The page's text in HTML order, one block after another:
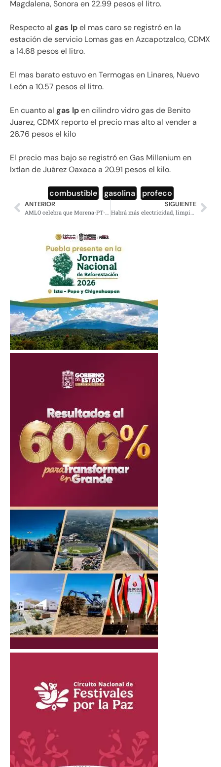
Magdalena, Sonora en 22.99 pesos el litro.
Respecto al gas lpel mas caro se registró en la
estación de servicio Lomas gas en Azcapotzalco, CDMX
a 14.68 pesos el litro.
El mas barato estuvo en Termogas en Linares, Nuevo
León a 10.57 pesos el litro.
En cuanto al gas lpen cilindro vidro gas de Benito
Juarez, CDMX reporto el precio mas alto al vender a
26.76 pesos el kilo
El precio mas bajo se registró en Gas Millenium en
Ixtlan de Juárez Oaxaca a 20.91 pesos el kilo.
combustible gasolina profeco
ANTERIOR SIGUIENTE